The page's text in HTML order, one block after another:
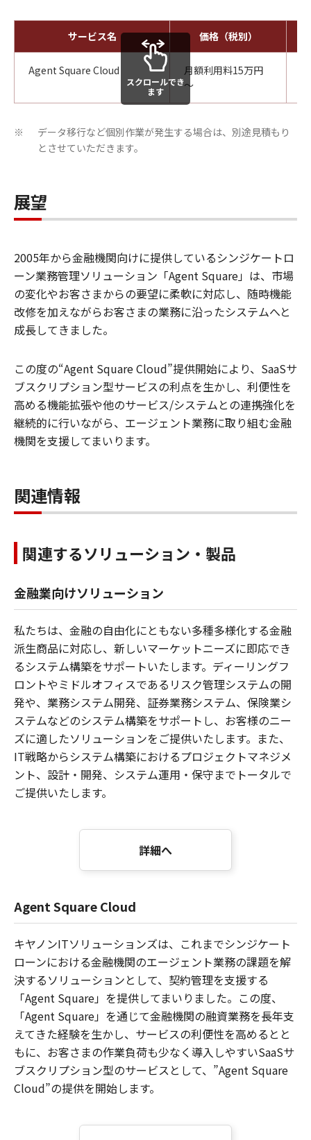
サービス名 価格（税別）
Agent Square Cloud
月額利用料15万円
～
スクロールでき
ます
※
データ移行など個別作業が発生する場合は、別途見積もり
とさせていただきます。
展望
2005年から金融機関向けに提供しているシンジケートロ
ーン業務管理ソリューション「Agent Square」は、市場
の変化やお客さまからの要望に柔軟に対応し、随時機能
改修を加えながらお客さまの業務に沿ったシステムへと
成長してきました。
この度の“Agent Square Cloud”提供開始により、SaaSサ
ブスクリプション型サービスの利点を生かし、利便性を
高める機能拡張や他のサービス/システムとの連携強化を
継続的に行いながら、エージェント業務に取り組む金融
機関を支援してまいります。
関連情報
関連するソリューション・製品
金融業向けソリューション
私たちは、金融の自由化にともない多種多様化する金融
派生商品に対応し、新しいマーケットニーズに即応でき
るシステム構築をサポートいたします。ディーリングフ
ロントやミドルオフィスであるリスク管理システムの開
発や、業務システム開発、証券業務システム、保険業シ
ステムなどのシステム構築をサポートし、お客様のニー
ズに適したソリューションをご提供いたします。また、
IT戦略からシステム構築におけるプロジェクトマネジメ
ント、設計・開発、システム運用・保守までトータルで
ご提供いたします。
詳細へ
Agent Square Cloud
キヤノンITソリューションズは、これまでシンジケート
ローンにおける金融機関のエージェント業務の課題を解
決するソリューションとして、契約管理を支援する
「Agent Square」を提供してまいりました。この度、
「Agent Square」を通じて金融機関の融資業務を長年支
えてきた経験を生かし、サービスの利便性を高めるとと
もに、お客さまの作業負荷も少なく導入しやすいSaaSサ
ブスクリプション型のサービスとして、”Agent Square
Cloud”の提供を開始します。